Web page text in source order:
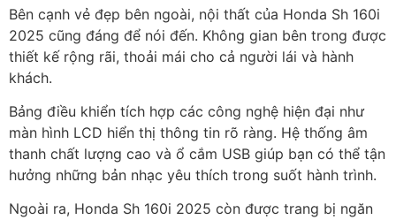
Bên cạnh vẻ đẹp bên ngoài, nội thất của Honda Sh 160i
2025 cũng đáng để nói đến. Không gian bên trong được
thiết kế rộng rãi, thoải mái cho cả người lái và hành
khách.
Bảng điều khiển tích hợp các công nghệ hiện đại như
màn hình LCD hiển thị thông tin rõ ràng. Hệ thống âm
thanh chất lượng cao và ổ cắm USB giúp bạn có thể tận
hưởng những bản nhạc yêu thích trong suốt hành trình.
Ngoài ra, Honda Sh 160i 2025 còn được trang bị ngăn